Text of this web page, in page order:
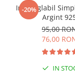
-20%
Inel reglabil
Argint
95,00
76,00
IN